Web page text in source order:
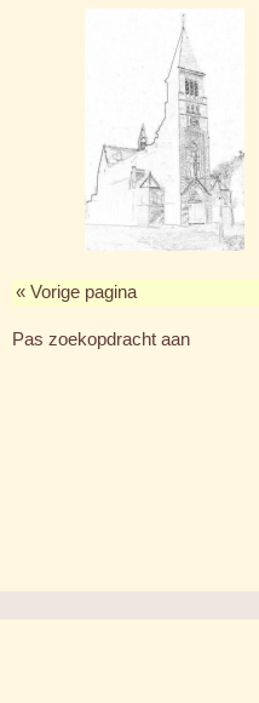
« Vorige pagina
Pas zoekopdracht aan